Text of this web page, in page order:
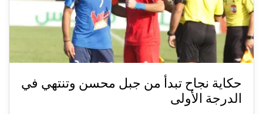
حكاية نجاح تبدأ من جبل محسن وتنتهي في
الدرجة الأولى